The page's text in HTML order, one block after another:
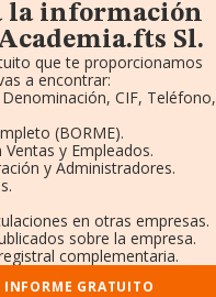
la información
Sl.
que te proporcionamos
a encontrar:
CIF, Teléfono,
(BORME).
y Empleados.
y Administradores.
en otras empresas.
sobre la empresa.
complementaria.
GRATUITO